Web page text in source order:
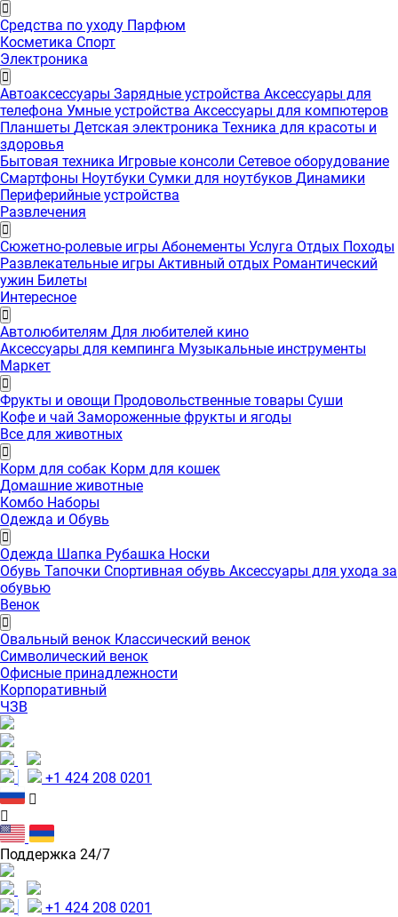
Средства по уходу Парфюм
Косметика Спорт
Электроника
Автоаксессуары Зарядные устройства Аксессуары для
телефона Умные устройства Аксессуары для компютеров
Планшеты Детская электроника Техника для красоты и
здоровья
Бытовая техника Игровые консоли Сетевое оборудование
Смартфоны Ноутбуки Сумки для ноутбуков Динамики
Периферийные устройства
Развлечения
Сюжетно-ролевые игры Абонементы Услуга Отдых Походы
Развлекательные игры Активный отдых Романтический
ужин Билеты
Интересноe
Автолюбителям Для любителей кино
Аксессуары для кемпинга Музыкальные инструменты
Маркет
Фрукты и овощи Продовольственные товары Суши
Кофе и чай Замороженные фрукты и ягоды
Все для животных
Корм для собак Корм для кошек
Домашние животные
Комбо Наборы
Одежда и Обувь
Одежда Шапка Рубашка Носки
Обувь Тапочки Спортивная обувь Аксессуары для ухода за
обувью
Венок
Овальный венок Классический венок
Символический венок
Офисные принадлежности
Корпоративный
ЧЗВ
+1 424 208 0201
Поддержка 24/7
+1 424 208 0201